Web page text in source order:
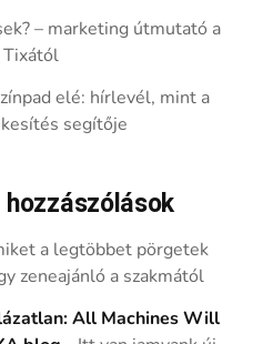
– marketing útmutató a
Tixától
elé: hírlevél, mint a
segítője
a legtöbbet pörgetek
zeneajánló a szakmától
All Machines Will